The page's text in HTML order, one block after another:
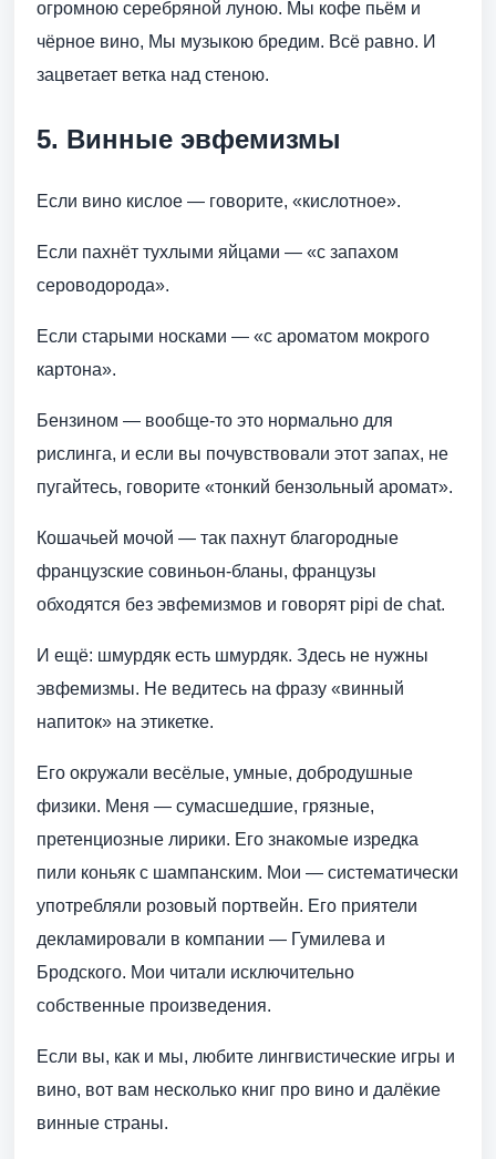
огромною серебряной луною. Мы кофе пьём и
чёрное вино, Мы музыкою бредим. Всё равно. И
зацветает ветка над стеною.
5. Винные эвфемизмы
Если вино кислое — говорите, «кислотное».
Если пахнёт тухлыми яйцами — «с запахом
сероводорода».
Если старыми носками — «с ароматом мокрого
картона».
Бензином — вообще-то это нормально для
рислинга, и если вы почувствовали этот запах, не
пугайтесь, говорите «тонкий бензольный аромат».
Кошачьей мочой — так пахнут благородные
французские совиньон-бланы, французы
обходятся без эвфемизмов и говорят pipi de chat.
И ещё: шмурдяк есть шмурдяк. Здесь не нужны
эвфемизмы. Не ведитесь на фразу «винный
напиток» на этикетке.
Его окружали весёлые, умные, добродушные
физики. Меня — сумасшедшие, грязные,
претенциозные лирики. Его знакомые изредка
пили коньяк с шампанским. Мои — систематически
употребляли розовый портвейн. Его приятели
декламировали в компании — Гумилева и
Бродского. Мои читали исключительно
собственные произведения.
Если вы, как и мы, любите лингвистические игры и
вино, вот вам несколько книг про вино и далёкие
винные страны.